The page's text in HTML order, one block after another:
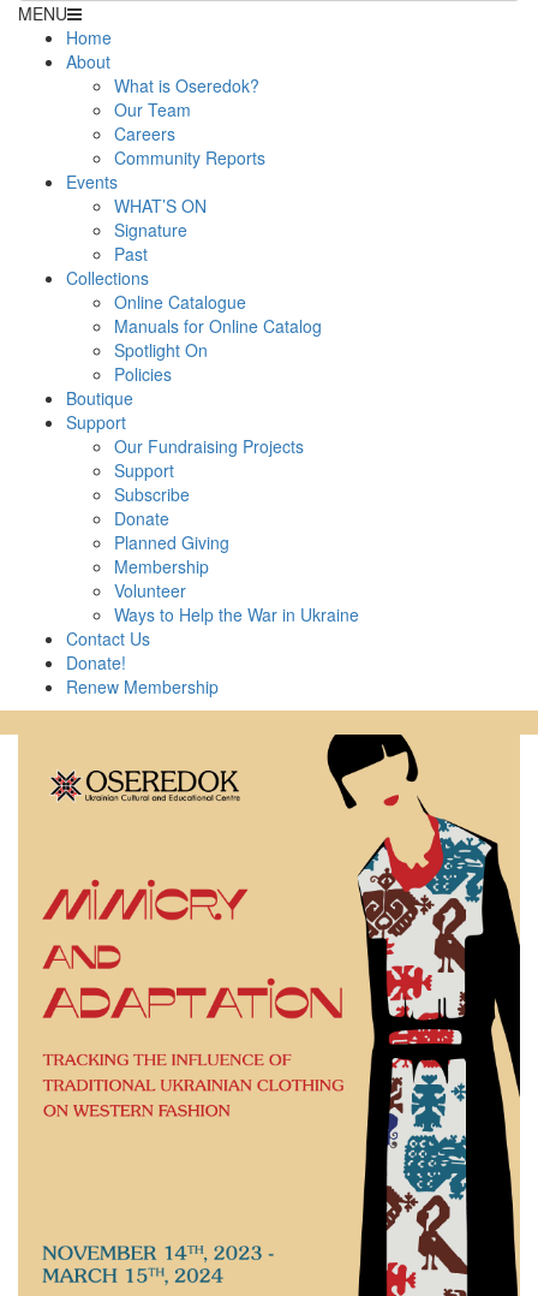
MENU
Home
About
What is Oseredok?
Our Team
Careers
Community Reports
Events
WHAT’S ON
Signature
Past
Collections
Online Catalogue
Manuals for Online Catalog
Spotlight On
Policies
Boutique
Support
Our Fundraising Projects
Support
Subscribe
Donate
Planned Giving
Membership
Volunteer
Ways to Help the War in Ukraine
Contact Us
Donate!
Renew Membership